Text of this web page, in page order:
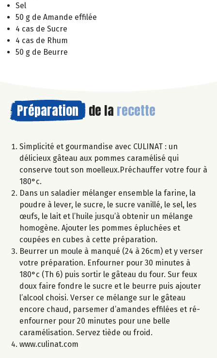
Sel
50 g de Amande effilée
4 cas de Sucre
4 cas de Rhum
50 g de Beurre
Préparation de la recette
Simplicité et gourmandise avec CULINAT : un
délicieux gâteau aux pommes caramélisé qui
conserve tout son moelleux.Préchauffer votre four à
180°c.
Dans un saladier mélanger ensemble la farine, la
poudre à lever, le sucre, le sucre vanillé, le sel, les
œufs, le lait et l’huile jusqu’à obtenir un mélange
homogène. Ajouter les pommes épluchées et
coupées en cubes à cette préparation.
Beurrer un moule à manqué (24 à 26cm) et y verser
votre préparation. Enfourner pour 30 minutes à
180°c (Th 6) puis sortir le gâteau du four. Sur feux
doux faire fondre le sucre et le beurre puis ajouter
l’alcool choisi. Verser ce mélange sur le gâteau
encore chaud, parsemer d’amandes effilées et ré-
enfourner pour 20 minutes pour une belle
caramélisation. Servez tiède ou froid.
www.culinat.com